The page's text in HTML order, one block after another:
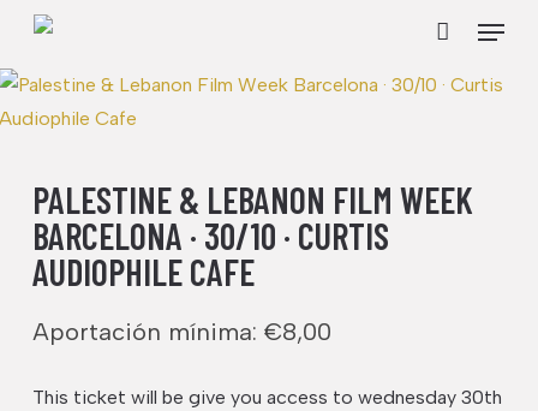
Skip
main
content
Menu
PALESTINE & LEBANON FILM WEEK
BARCELONA · 30/10 · CURTIS
AUDIOPHILE CAFE
Aportación mínima: €8,00
This ticket will be give you access to wednesday 30th